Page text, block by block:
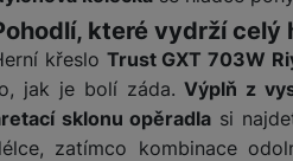
které vydrží celý
křeslo Trust GXT 703W
jak je bolí záda.Výplň z
sklonu opěradla si
zatímco kombinace